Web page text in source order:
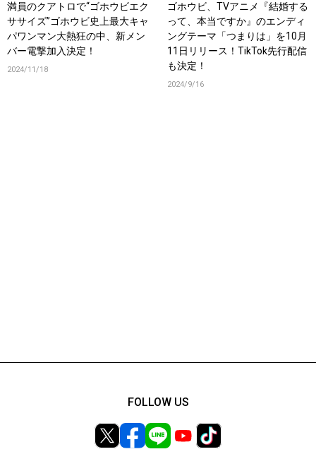
満員のクアトロで“ゴホウビエク
ササイズ”ゴホウビ史上最大キャ
パワンマン大熱狂の中、新メン
バー電撃加入決定！
2024/11/18
ゴホウビ、TVアニメ『結婚する
って、本当ですか』のエンディ
ングテーマ「つまりは」を10月
11日リリース！TikTok先行配信
も決定！
2024/9/16
FOLLOW US